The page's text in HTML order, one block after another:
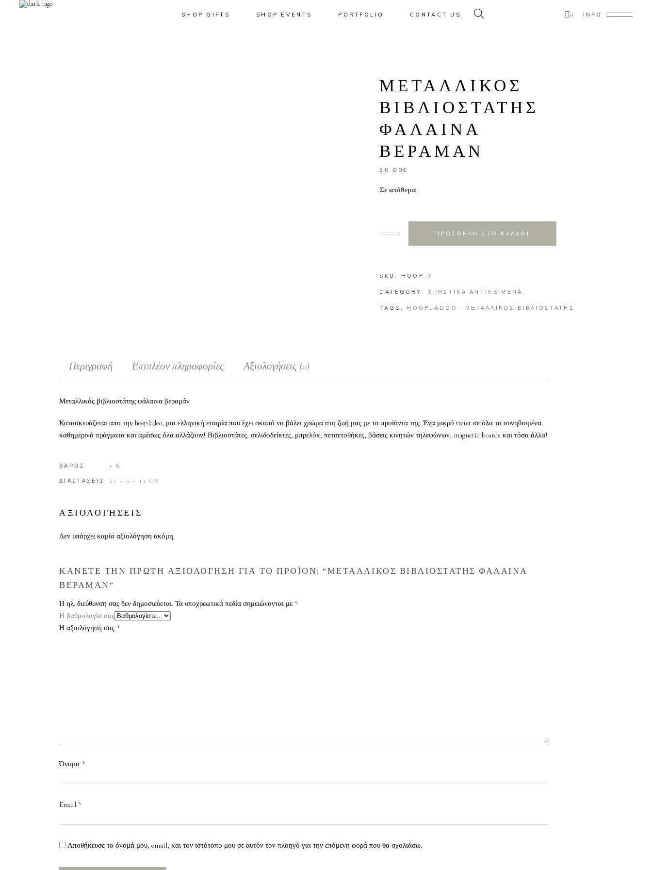
SHOP GIFTS SHOP EVENTS PORTFOLIO CONTACT US 0 INFO
ΜΕΤΑΛΛΙΚΟΣ
ΒΙΒΛΙΟΣΤΑΤΗΣ
ΦΑΛΑΙΝΑ
ΒΕΡΑΜΑΝ
30.00€
Σε απόθεμα
ΠΡΟΣΘΗΚΗ ΣΤΟ ΚΑΛΑΘΙ
SKU: HOOP_7
CATEGORY:ΧΡΗΣΤΙΚΑ ΑΝΤΙΚΕΙΜΕΝΑ
TAGS: HOOPLADOO ΜΕΤΑΛΛΙΚΟΣ ΒΙΒΛΙΟΣΤΑΤΗΣ
Περιγραφή Επιπλέον πληροφορίες Αξιολογήσεις (0)
Μεταλλικός βιβλιοστάτης φάλαινα βεραμάν
Κατασκευάζεται απο την hoopladoo, μια ελληνική εταιρία που έχει σκοπό να βάλει χρώμα στη ζωή μας με τα προϊόντα της. Ένα μικρό twist σε όλα τα συνηθισμένα
καθημερινά πράγματα και αμέσως όλα αλλάζουν! Βιβλιοστάτες, σελιδοδείκτες, μπρελόκ, πετσετοθήκες, βάσεις κινητών τηλεφώνων, magnetic boards και τόσα άλλα!
ΒΑΡΟΣ 1 Κ.
ΔΙΑΣΤΑΣΕΙΣ 21 × 9 × 13 CM
ΑΞΙΟΛΟΓΗΣΕΙΣ
Δεν υπάρχει καμία αξιολόγηση ακόμη.
ΚΑΝΕΤΕ ΤΗΝ ΠΡΩΤΗ ΑΞΙΟΛΟΓΗΣΗ ΓΙΑ ΤΟ ΠΡΟΪΟΝ: “ΜΕΤΑΛΛΙΚΟΣ ΒΙΒΛΙΟΣΤΑΤΗΣ ΦΑΛΑΙΝΑ
ΒΕΡΑΜΑΝ”
Η ηλ. διεύθυνση σας δεν δημοσιεύεται. Τα υποχρεωτικά πεδία σημειώνονται με *
Η βαθμολογία σας
Η αξιολόγησή σας *
Όνομα *
Email *
Αποθήκευσε το όνομά μου, email, και τον ιστότοπο μου σε αυτόν τον πλοηγό για την επόμενη φορά που θα σχολιάσω.